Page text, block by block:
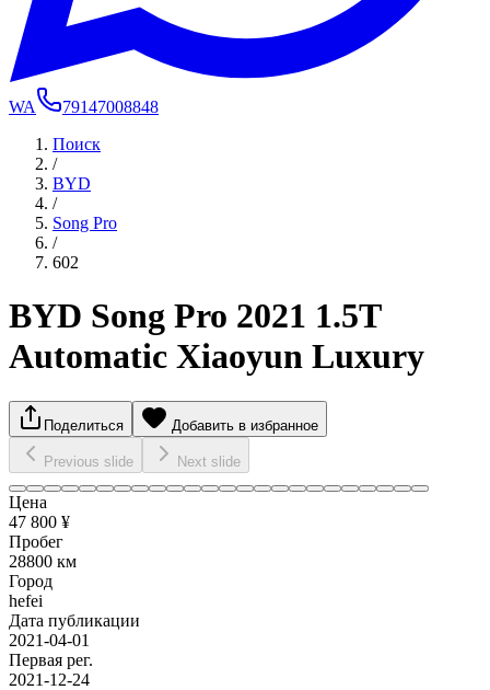
WA
79147008848
Поиск
/
BYD
/
Song Pro
/
602
BYD Song Pro 2021 1.5T
Automatic Xiaoyun Luxury
Поделиться Добавить в избранное
Previous slide Next slide
Цена
47 800 ¥
Пробег
28800 км
Город
hefei
Дата публикации
2021-04-01
Первая рег.
2021-12-24